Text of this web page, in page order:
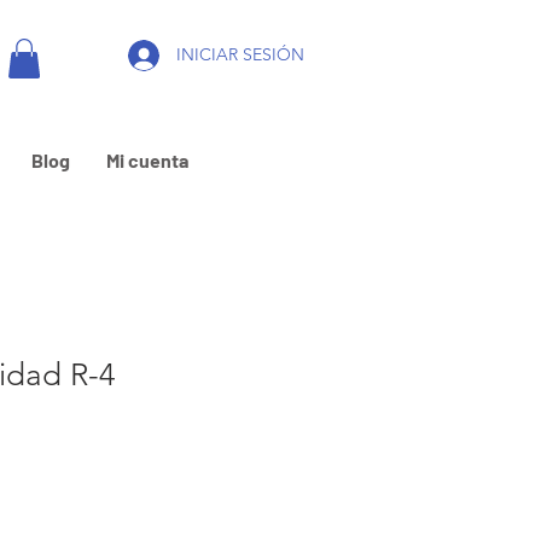
INICIAR SESIÓN
Blog Mi cuenta
R-4